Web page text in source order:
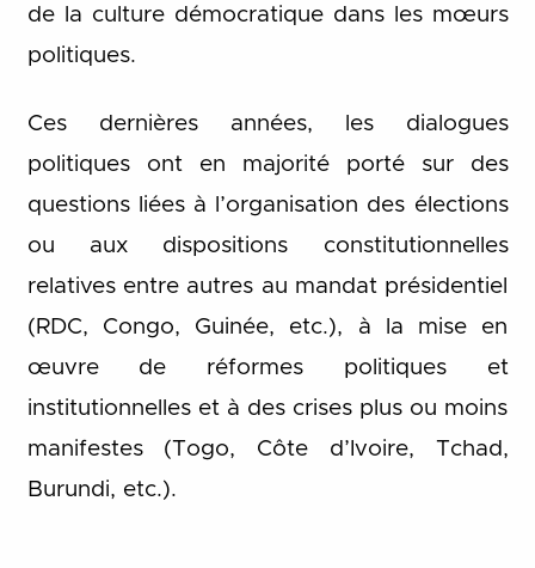
de la culture démocratique dans les mœurs
politiques.
Ces dernières années, les dialogues
politiques ont en majorité porté sur des
questions liées à l’organisation des élections
ou aux dispositions constitutionnelles
relatives entre autres au mandat présidentiel
(RDC, Congo, Guinée, etc.), à la mise en
œuvre de réformes politiques et
institutionnelles et à des crises plus ou moins
manifestes (Togo, Côte d’Ivoire, Tchad,
Burundi, etc.).